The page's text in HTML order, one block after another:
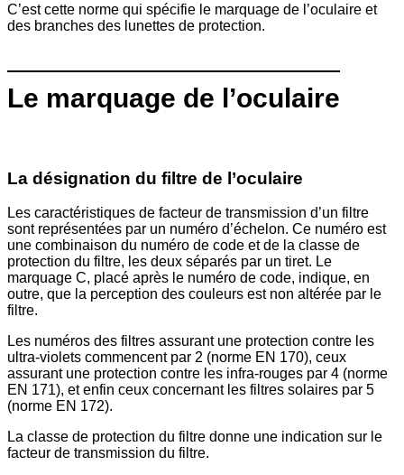
C’est cette norme qui spécifie le marquage de l’oculaire et
des branches des lunettes de protection.
Le marquage de l’oculaire
La désignation du filtre de l’oculaire
Les caractéristiques de facteur de transmission d’un filtre
sont représentées par un numéro d’échelon. Ce numéro est
une combinaison du numéro de code et de la classe de
protection du filtre, les deux séparés par un tiret. Le
marquage C, placé après le numéro de code, indique, en
outre, que la perception des couleurs est non altérée par le
filtre.
Les numéros des filtres assurant une protection contre les
ultra-violets commencent par 2 (norme EN 170), ceux
assurant une protection contre les infra-rouges par 4 (norme
EN 171), et enfin ceux concernant les filtres solaires par 5
(norme EN 172).
La classe de protection du filtre donne une indication sur le
facteur de transmission du filtre.